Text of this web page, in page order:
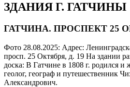
ЗДАНИЯ Г. ГАТЧИНЫ
ГАТЧИНА. ПРОСПЕКТ 25
Фото 28.08.2025: Адрес:
просп. 25 Октября, д. 19 На здании
доска: В Гатчине в 1808 г. родился
геолог, географ и путешественник
Александрович.